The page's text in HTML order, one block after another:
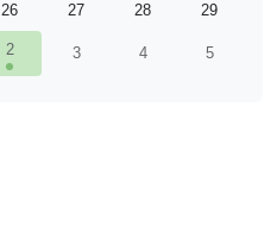
26 27 28 29
2 3 4 5